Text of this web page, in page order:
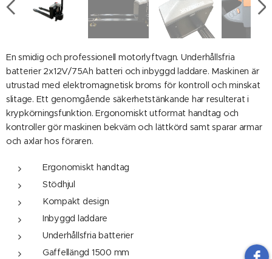
En smidig och professionell motorlyftvagn. Underhållsfria
batterier 2x12V/75Ah batteri och inbyggd laddare. Maskinen är
utrustad med elektromagnetisk broms för kontroll och minskat
slitage. Ett genomgående säkerhetstänkande har resulterat i
krypkörningsfunktion. Ergonomiskt utformat handtag och
kontroller gör maskinen bekväm och lättkörd samt sparar armar
och axlar hos föraren.
Ergonomiskt handtag
Stödhjul
Kompakt design
Inbyggd laddare
Underhållsfria batterier
Gaffellängd 1500 mm